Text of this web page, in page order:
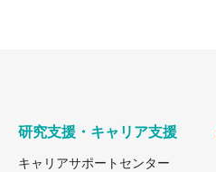
研究支援・キャリア支援
キャリアサポートセンター